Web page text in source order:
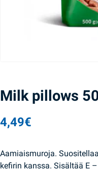
Milk pillows
4,49€
Aamiaismuroja.
kefirin kanssa. Sisältää E